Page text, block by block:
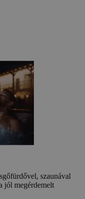
szaunával
jól megérdemelt